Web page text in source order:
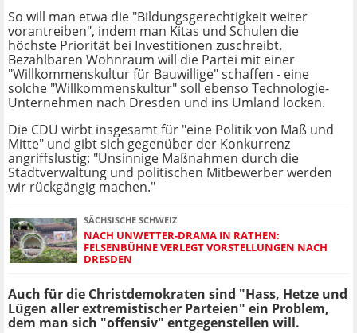
So will man etwa die "Bildungsgerechtigkeit weiter
vorantreiben", indem man Kitas und Schulen die
höchste Priorität bei Investitionen zuschreibt.
Bezahlbaren Wohnraum will die Partei mit einer
"Willkommenskultur für Bauwillige" schaffen - eine
solche "Willkommenskultur" soll ebenso Technologie-
Unternehmen nach Dresden und ins Umland locken.
Die CDU wirbt insgesamt für "eine Politik von Maß und
Mitte" und gibt sich gegenüber der Konkurrenz
angriffslustig: "Unsinnige Maßnahmen durch die
Stadtverwaltung und politischen Mitbewerber werden
wir rückgängig machen."
SÄCHSISCHE SCHWEIZ
NACH UNWETTER-DRAMA IN RATHEN:
FELSENBÜHNE VERLEGT VORSTELLUNGEN NACH
DRESDEN
Auch für die Christdemokraten sind "Hass, Hetze und
Lügen aller extremistischer Parteien" ein Problem,
dem man sich "offensiv" entgegenstellen will.